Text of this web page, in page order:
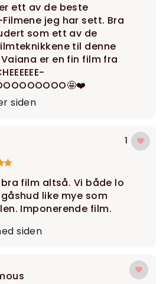
ett av de beste
jeg har sett. Bra
som ett av de
til denne
er en fin film fra
siden
film altså. Vi både lo
like mye som
Imponerende film.
siden
1